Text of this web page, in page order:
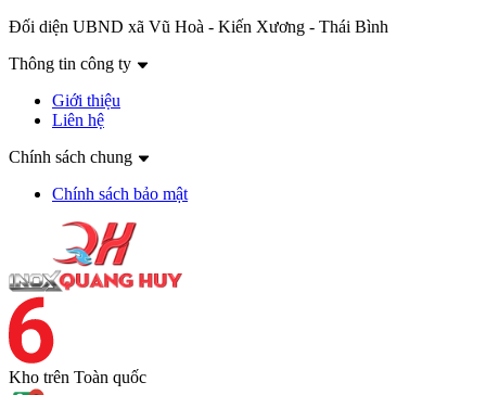
Đối diện UBND xã Vũ Hoà - Kiến Xương - Thái Bình
Thông tin công ty
Giới thiệu
Liên hệ
Chính sách chung
Chính sách bảo mật
Kho trên Toàn quốc